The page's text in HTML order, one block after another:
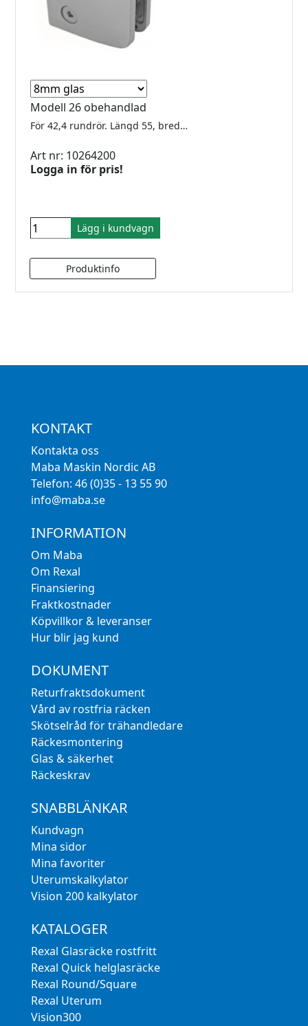
Modell 26 obehandlad
För 42,4 rundrör. Längd 55, bredd 35, höjd 55mm. För 10.76-12,76mm glas. Säkerhetsplatta ingår. Utförsäljning, gummi finns kvar för 10,76 - 12 - 12,76
Art nr: 10264200
Logga in för pris!
Lägg i kundvagn
KONTAKT
Kontakta oss
Maba Maskin Nordic AB
Telefon: 46 (0)35 - 13 55 90
info@maba.se
INFORMATION
Om Maba
Om Rexal
Finansiering
Fraktkostnader
Köpvillkor & leveranser
Hur blir jag kund
DOKUMENT
Returfraktsdokument
Vård av rostfria räcken
Skötselråd för trähandledare
Räckesmontering
Glas & säkerhet
Räckeskrav
SNABBLÄNKAR
Kundvagn
Mina sidor
Mina favoriter
Uterumskalkylator
Vision 200 kalkylator
KATALOGER
Rexal Glasräcke rostfritt
Rexal Quick helglasräcke
Rexal Round/Square
Rexal Uterum
Vision300